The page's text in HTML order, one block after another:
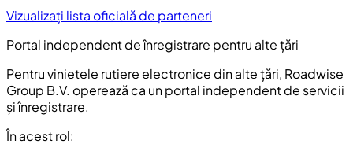
Vizualizați lista oficială de parteneri
Portal independent de înregistrare pentru alte țări
Pentru vinietele rutiere electronice din alte țări, Roadwise
Group B.V. operează ca un portal independent de servicii
și înregistrare.
În acest rol: